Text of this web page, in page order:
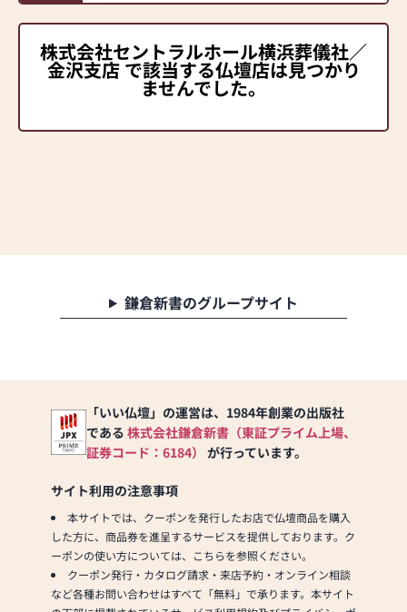
株式会社セントラルホール横浜葬儀社／
金沢支店 で該当する仏壇店は見つかり
ませんでした。
鎌倉新書のグループサイト
「いい仏壇」の運営は、1984年創業の出版社
である 株式会社鎌倉新書（東証プライム上場、
証券コード：6184） が行っています。
サイト利用の注意事項
本サイトでは、クーポンを発行したお店で仏壇商品を購入
した方に、商品券を進呈するサービスを提供しております。ク
ーポンの使い方については、こちらを参照ください。
クーポン発行・カタログ請求・来店予約・オンライン相談
など各種お問い合わせはすべて「無料」で承ります。本サイト